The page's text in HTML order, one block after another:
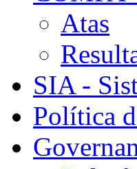
Atas
SIA -
Política